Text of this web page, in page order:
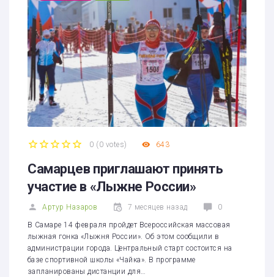
0 ( 0 votes) 643
Самарцев приглашают принять
участие в «Лыжне России»
Артур Назаров 7 месяцев назад 0
В Самаре 14 февраля пройдет Всероссийская массовая
лыжная гонка «Лыжня России». Об этом сообщили в
администрации города. Центральный старт состоится на
базе спортивной школы «Чайка». В программе
запланированы дистанции для…